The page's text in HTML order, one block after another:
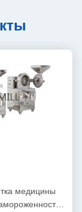
медицины